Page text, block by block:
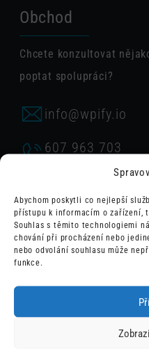
Abychom poskytli co nejlepší
přístupu k informacím o zařízení,
Souhlas s těmito technologiemi
chování při procházení nebo
nebo odvolání souhlasu může
funkce.
Obchod
Chcete konzultovat
poptat spolupráci?
info@wpify.io
607 963 703
Daniel Mejta
Podpora
naším pluginem?